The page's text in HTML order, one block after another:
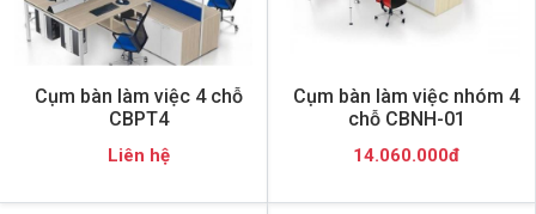
Cụm bàn làm việc 4 chỗ
CBPT4
Liên hệ
Cụm bàn làm việc nhóm 4
chỗ CBNH-01
14.060.000đ